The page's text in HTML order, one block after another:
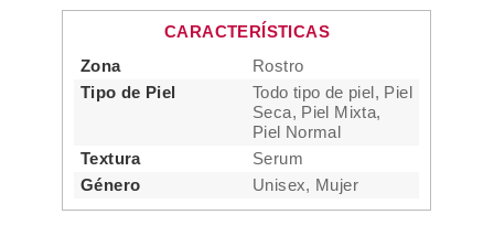
CARACTERÍSTICAS
Zona
Rostro
Tipo de Piel
Todo tipo de piel, Piel
Seca, Piel Mixta,
Piel Normal
Textura
Serum
Género
Unisex, Mujer